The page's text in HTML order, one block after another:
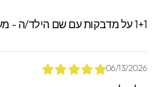
1+1 על מדבקות עם שם הילד/ה - מערכת עיצוב אונליין - יצור ואספקה מהירים עם שליח עד הבית! תקף גם על שמות ודגמים שונים! קוד הנחה " 1234 "
06/13/2026